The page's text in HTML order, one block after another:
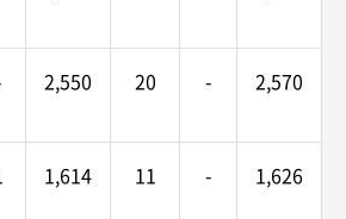
2,550 20 - 2,570
1,614 11 - 1,626